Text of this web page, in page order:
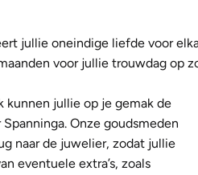
jullie oneindige liefde voor
voor jullie trouwdag op
kunnen jullie op je gemak de
Onze goudsmeden
naar de juwelier, zodat jullie
eventuele extra’s, zoals